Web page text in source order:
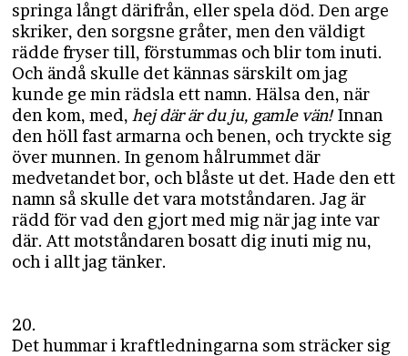
springa långt därifrån, eller spela död. Den arge
skriker, den sorgsne gråter, men den väldigt
rädde fryser till, förstummas och blir tom inuti.
Och ändå skulle det kännas särskilt om jag
kunde ge min rädsla ett namn. Hälsa den, när
den kom, med, hej där är du ju, gamle vän!Innan
den höll fast armarna och benen, och tryckte sig
över munnen. In genom hålrummet där
medvetandet bor, och blåste ut det. Hade den ett
namn så skulle det vara motståndaren. Jag är
rädd för vad den gjort med mig när jag inte var
där. Att motståndaren bosatt dig inuti mig nu,
och i allt jag tänker.
20.
Det hummar i kraftledningarna som sträcker sig